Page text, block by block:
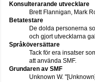
Konsulterarande utvecklare
Brett Flannigan, Mark
Betatestare
De dolda personerna
och gjort utvecklarna
Språköversättare
Tack för era insatser
att använda SMF.
Grundaren av SMF
Unknown W.